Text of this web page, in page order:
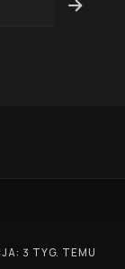
3 TYG. TEMU